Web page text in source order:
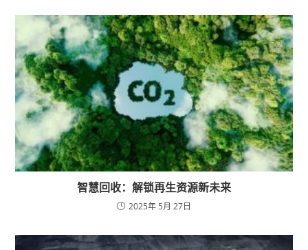
智慧回收：解锁再生资源新未来
2025年 5月 27日